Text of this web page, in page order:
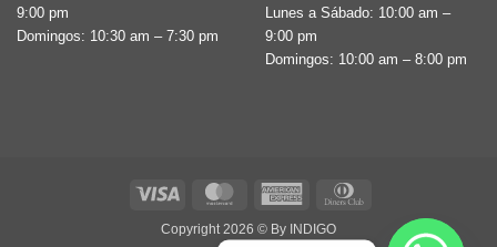
9:00 pm
Domingos: 10:30 am – 7:30 pm
Lunes a Sábado: 10:00 am –
9:00 pm
Domingos: 10:00 am – 8:00 pm
Visa MasterCard American
Copyright 2026 © By INDIGO